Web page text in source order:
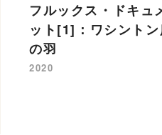
フルックス・ドキュ
ット[1]：ワシント
の羽
2020